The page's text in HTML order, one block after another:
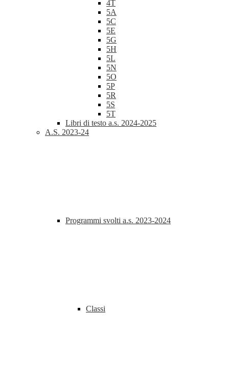
4T
5A
5C
5E
5G
5H
5L
5N
5O
5P
5R
5S
5T
Libri di testo a.s. 2024-2025
A.S. 2023-24
Programmi svolti a.s. 2023-2024
Classi